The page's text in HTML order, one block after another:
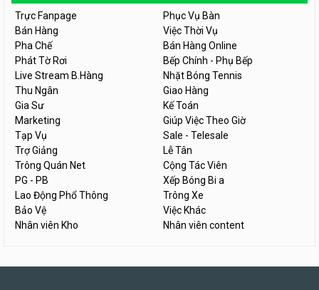
Trực Fanpage
Phục Vụ Bàn
Bán Hàng
Việc Thời Vụ
Pha Chế
Bán Hàng Online
Phát Tờ Rơi
Bếp Chính - Phụ Bếp
Live Stream B.Hàng
Nhặt Bóng Tennis
Thu Ngân
Giao Hàng
Gia Sư
Kế Toán
Marketing
Giúp Việc Theo Giờ
Tạp Vụ
Sale - Telesale
Trợ Giảng
Lễ Tân
Trông Quán Net
Cộng Tác Viên
PG - PB
Xếp Bóng Bi a
Lao Động Phổ Thông
Trông Xe
Bảo Vệ
Việc Khác
Nhân viên Kho
Nhân viên content